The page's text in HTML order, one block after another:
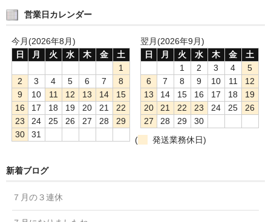
営業日カレンダー
今月(2026年8月)
日
月 火 水 木 金
土
1
2
3 4 5 6 7
8
9
10 11 12 13 14
15
16
17 18 19 20 21
22
23
24 25 26 27 28
29
30
31
翌月(2026年9月)
日
月 火 水 木 金
土
1
2 3 4
5
6
7 8 9 10 11
12
13
14 15 16 17 18
19
20
21 22 23 24 25
26
27
28 29
30
(
発送業務休日)
新着ブログ
７月の３連休